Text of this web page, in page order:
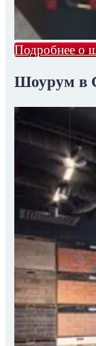
Подробнее о
Шоурум в